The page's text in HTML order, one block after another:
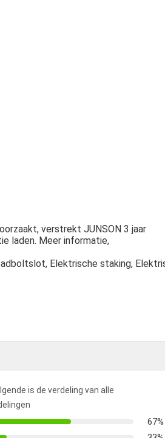
verstrekt JUNSON 3 jaar
laden. Meer informatie,
Elektrische staking,
is de verdeling van alle
67%